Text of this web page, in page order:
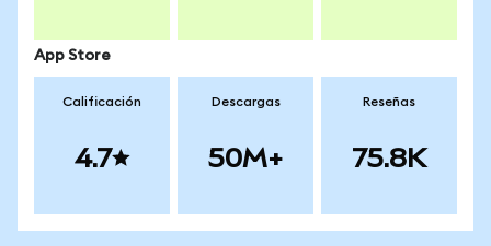
App Store
Calificación
4.7
Descargas
50M+
Reseñas
75.8K